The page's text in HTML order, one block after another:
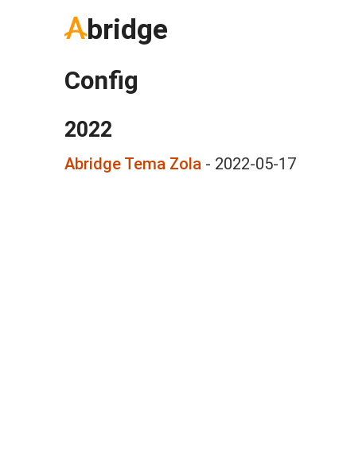
bridge
Config
2022
Abridge Tema Zola- 2022-05-17